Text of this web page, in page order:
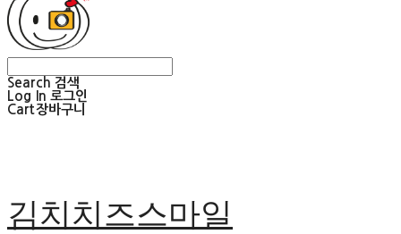
Search 검색
Log In 로그인
Cart장바구니
김치치즈스마일